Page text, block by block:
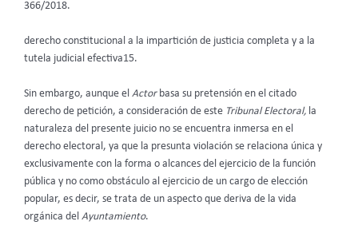
366/2018.
derecho constitucional a la impartición de justicia completa y a la
tutela judicial efectiva15.
Sin embargo, aunque el Actor basa su pretensión en el citado
derecho de petición, a consideración de este Tribunal Electoral, la
naturaleza del presente juicio no se encuentra inmersa en el
derecho electoral, ya que la presunta violación se relaciona única y
exclusivamente con la forma o alcances del ejercicio de la función
pública y no como obstáculo al ejercicio de un cargo de elección
popular, es decir, se trata de un aspecto que deriva de la vida
orgánica del Ayuntamiento.